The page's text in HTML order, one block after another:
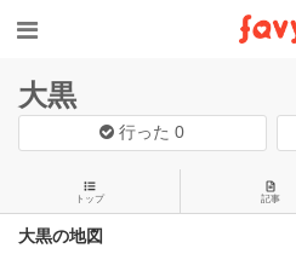
大黒
行った0
トップ 記事
大黒の地図